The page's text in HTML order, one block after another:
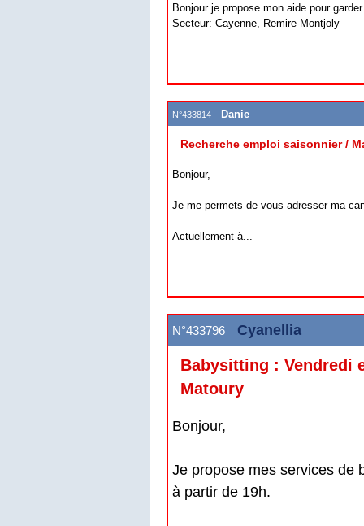
Bonjour je propose mon aide pour
Secteur: Cayenne, Remire-Montjoly
N°433814 Danie
Recherche emploi saisonnier /
Bonjour,
Je me permets de vous adresser ma
Actuellement à...
N°433796 Cyanellia
Babysitting : Vendredi
Matoury
Bonjour,
Je propose mes services de
à partir de 19h.